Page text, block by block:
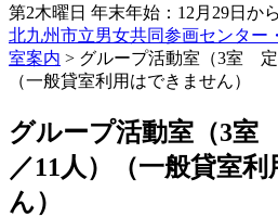
第2木曜日 年末年始：12月29日か
北九州市立男女共同参画センター
室案内 > グループ活動室（3室 定
（一般貸室利用はできません）
グループ活動室（3室
／11人）（一般貸室
ん）